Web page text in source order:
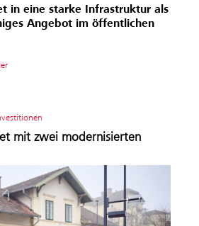
in eine starke Infrastruktur als
Angebot im öffentlichen
mit zwei modernisierten